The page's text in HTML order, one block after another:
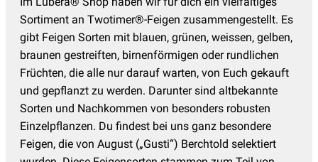
Sortiment an Twotimer®-Feigen zusammengestellt. Es
gibt Feigen Sorten mit blauen, grünen, weissen, gelben,
braunen gestreiften, birnenförmigen oder rundlichen
Früchten, die alle nur darauf warten, von Euch gekauft
und gepflanzt zu werden. Darunter sind altbekannte
Sorten und Nachkommen von besonders robusten
Einzelpflanzen. Du findest bei uns ganz besondere
Feigen, die von August („Gusti“) Berchtold selektiert